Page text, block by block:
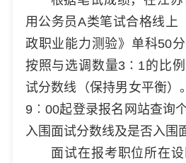
用公务员A类笔试合格线上
政职业能力测验》单科50
按照与选调数量3∶1的比
试分数线（保持男女平衡）
9︰00起登录报名网站查询
入围面试分数线及是否入围
面试在报考职位所在